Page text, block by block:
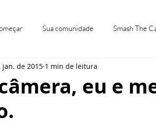
Sua comunidade Smash The
Ensaios Infantil Ensaios Temáticos
sesual
eu e
jan. de 2015 1 min de leitura